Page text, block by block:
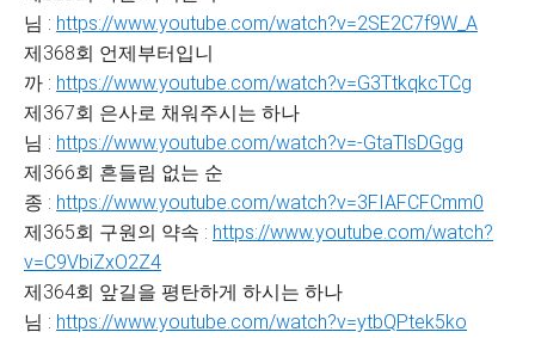
님 : https://www.youtube.com/watch?v=2SE2C7f9W_A
제368회 언제부터입니
까 : https://www.youtube.com/watch?v=G3TtkqkcTCg
제367회 은사로 채워주시는 하나
님 : https://www.youtube.com/watch?v=-GtaTlsDGgg
제366회 흔들림 없는 순
종 : https://www.youtube.com/watch?v=3FIAFCFCmm0
제365회 구원의 약속 : https://www.youtube.com/watch?
v=C9VbiZxO2Z4
제364회 앞길을 평탄하게 하시는 하나
님 : https://www.youtube.com/watch?v=ytbQPtek5ko